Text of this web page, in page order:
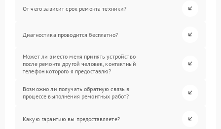
От чего зависит срок ремонта техники?
Диагностика проводится бесплатно?
Может ли вместо меня принять устройство
после ремонта другой человек, контактный
телефон которого я предоставлю?
Возможно ли получать обратную связь в
процессе выполнения ремонтных работ?
Какую гарантию вы предоставляете?